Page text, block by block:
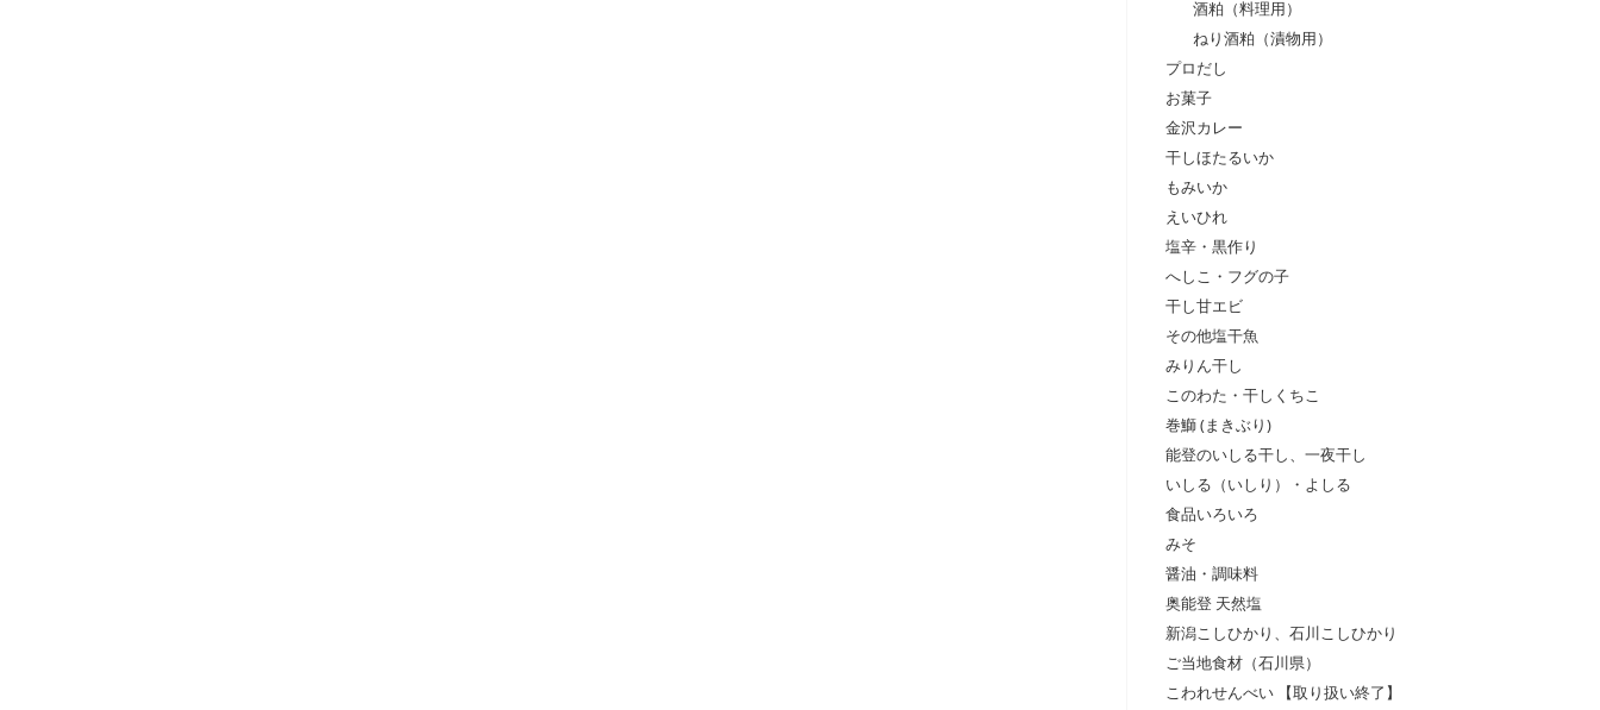
酒粕（料理用）
ねり酒粕（漬物用）
プロだし
お菓子
金沢カレー
干しほたるいか
もみいか
えいひれ
塩辛・黒作り
へしこ・フグの子
干し甘エビ
その他塩干魚
みりん干し
このわた・干しくちこ
巻鰤 (まきぶり)
能登のいしる干し、一夜干し
いしる（いしり）・よしる
食品いろいろ
みそ
醤油・調味料
奥能登 天然塩
新潟こしひかり、石川こしひかり
ご当地食材（石川県）
こわれせんべい 【取り扱い終了】